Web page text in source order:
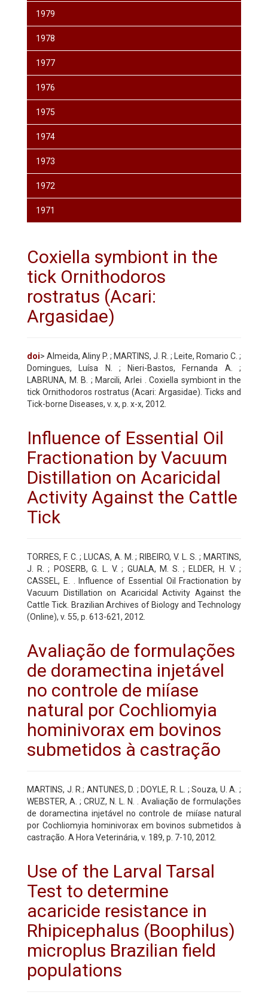
1979
1978
1977
1976
1975
1974
1973
1972
1971
Coxiella symbiont in the
tick Ornithodoros
rostratus (Acari:
Argasidae)
doi> Almeida, Aliny P. ; MARTINS, J. R. ; Leite, Romario C. ;
Domingues, Luísa N. ; Nieri-Bastos, Fernanda A. ;
LABRUNA, M. B. ; Marcili, Arlei . Coxiella symbiont in the
tick Ornithodoros rostratus (Acari: Argasidae). Ticks and
Tick-borne Diseases, v. x, p. x-x, 2012.
Influence of Essential Oil
Fractionation by Vacuum
Distillation on Acaricidal
Activity Against the Cattle
Tick
TORRES, F. C. ; LUCAS, A. M. ; RIBEIRO, V. L. S. ; MARTINS,
J. R. ; POSERB, G. L. V. ; GUALA, M. S. ; ELDER, H. V. ;
CASSEL, E. . Influence of Essential Oil Fractionation by
Vacuum Distillation on Acaricidal Activity Against the
Cattle Tick. Brazilian Archives of Biology and Technology
(Online), v. 55, p. 613-621, 2012.
Avaliação de formulações
de doramectina injetável
no controle de miíase
natural por Cochliomyia
hominivorax em bovinos
submetidos à castração
MARTINS, J. R.; ANTUNES, D. ; DOYLE, R. L. ; Souza, U. A. ;
WEBSTER, A. ; CRUZ, N. L. N. . Avaliação de formulações
de doramectina injetável no controle de miíase natural
por Cochliomyia hominivorax em bovinos submetidos à
castração. A Hora Veterinária, v. 189, p. 7-10, 2012.
Use of the Larval Tarsal
Test to determine
acaricide resistance in
Rhipicephalus (Boophilus)
microplus Brazilian field
populations